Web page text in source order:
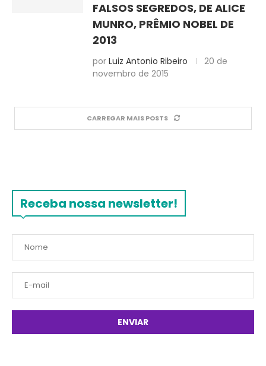
FALSOS SEGREDOS, DE ALICE
MUNRO, PRÊMIO NOBEL DE
2013
por Luiz Antonio Ribeiro
20 de
novembro de 2015
CARREGAR MAIS POSTS
Receba nossa newsletter!